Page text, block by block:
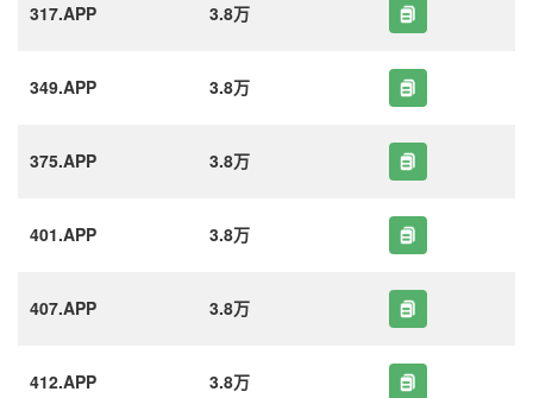
317.APP 3.8万
349.APP 3.8万
375.APP 3.8万
401.APP 3.8万
407.APP 3.8万
412.APP 3.8万